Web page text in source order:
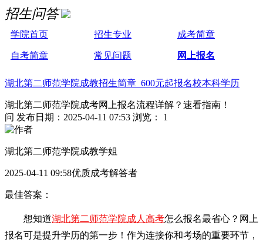
招生问答
学院首页 招生专业 成考简章
自考简章 常见问题 网上报名
湖北第二师范学院成教招生简章 600元起报名校本科学历
湖北第二师范学院成考网上报名流程详解？速看指南！
问 发布日期：2025-04-11 07:53 浏览： 1
湖北第二师范学院成教学姐
2025-04-11 09:58优质成考解答者
最佳答案：
想知道湖北第二师范学院成人高考怎么报名最省心？网上
报名可是提升学历的第一步！作为连接你和考场的重要环节，